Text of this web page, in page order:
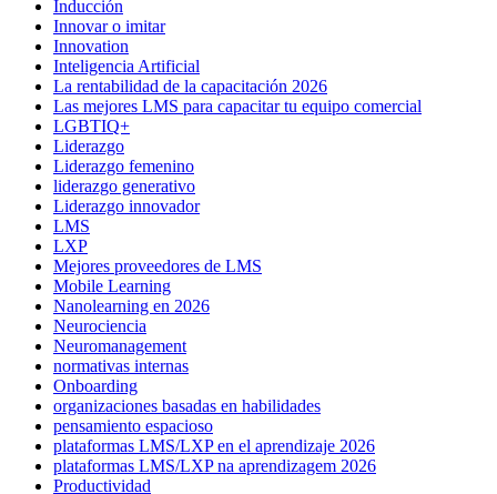
Inducción
Innovar o imitar
Innovation
Inteligencia Artificial
La rentabilidad de la capacitación 2026
Las mejores LMS para capacitar tu equipo comercial
LGBTIQ+
Liderazgo
Liderazgo femenino
liderazgo generativo
Liderazgo innovador
LMS
LXP
Mejores proveedores de LMS
Mobile Learning
Nanolearning en 2026
Neurociencia
Neuromanagement
normativas internas
Onboarding
organizaciones basadas en habilidades
pensamiento espacioso
plataformas LMS/LXP en el aprendizaje 2026
plataformas LMS/LXP na aprendizagem 2026
Productividad